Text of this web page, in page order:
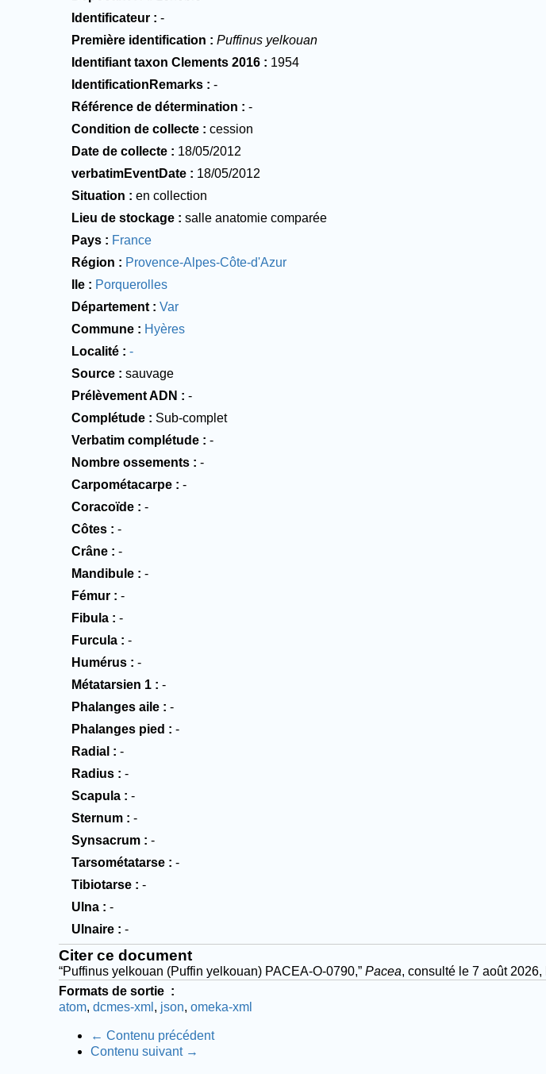
Identificateur
-
Première identification
Puffinus yelkouan
Identifiant taxon Clements 2016
1954
IdentificationRemarks
-
Référence de détermination
-
Condition de collecte
cession
Date de collecte
18/05/2012
verbatimEventDate
18/05/2012
Situation
en collection
Lieu de stockage
salle anatomie comparée
Pays
France
Région
Provence-Alpes-Côte-d'Azur
Ile
Porquerolles
Département
Var
Commune
Hyères
Localité
-
Source
sauvage
Prélèvement ADN
-
Complétude
Sub-complet
Verbatim complétude
-
Nombre ossements
-
Carpométacarpe
-
Coracoïde
-
Côtes
-
Crâne
-
Mandibule
-
Fémur
-
Fibula
-
Furcula
-
Humérus
-
Métatarsien 1
-
Phalanges aile
-
Phalanges pied
-
Radial
-
Radius
-
Scapula
-
Sternum
-
Synsacrum
-
Tarsométatarse
-
Tibiotarse
-
Ulna
-
Ulnaire
-
Citer ce document
“Puffinus yelkouan (Puffin yelkouan) PACEA-O-0790,”Pacea, consulté le 7 août 2026,
Formats de sortie
atom dcmes-xml json omeka-xml
← Contenu précédent
Contenu suivant →